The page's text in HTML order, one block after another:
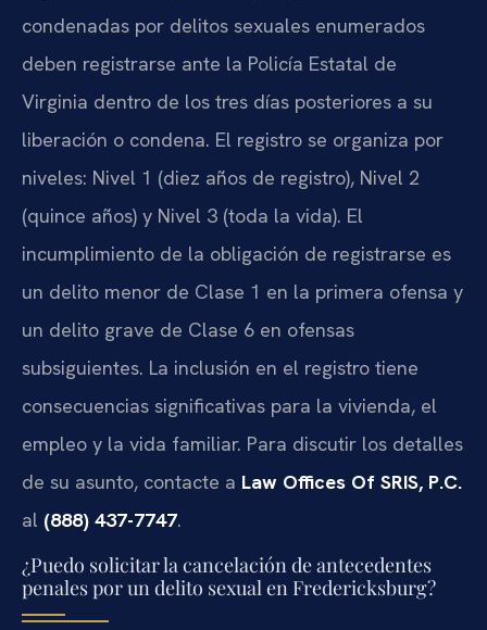
condenadas por delitos sexuales enumerados
deben registrarse ante la Policía Estatal de
Virginia dentro de los tres días posteriores a su
liberación o condena. El registro se organiza por
niveles: Nivel 1 (diez años de registro), Nivel 2
(quince años) y Nivel 3 (toda la vida). El
incumplimiento de la obligación de registrarse es
un delito menor de Clase 1 en la primera ofensa y
un delito grave de Clase 6 en ofensas
subsiguientes. La inclusión en el registro tiene
consecuencias significativas para la vivienda, el
empleo y la vida familiar. Para discutir los detalles
de su asunto, contacte a Law Offices Of SRIS, P.C.
al (888) 437-7747.
¿Puedo solicitar la cancelación de antecedentes
penales por un delito sexual en Fredericksburg?